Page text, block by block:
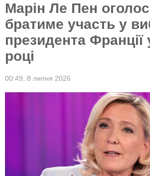
Марін Ле Пен
братиме участь у
президента Франції
році
00:49, 8 липня 2026